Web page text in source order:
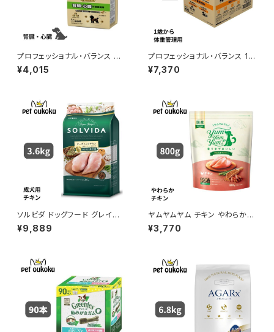
プロフェッショナル・バランス エ
クストラケア 腎臓・心臓の健康
維持 2.4kg 4902418001777
¥4,015
プロフェッショナル・バランス 1歳
から成犬用 体重管理 6kg
¥7,370
ソルビダ ドッグフード グレイン
フリー チキン 室内飼育成犬用
3.6kg 4562312014466
¥9,889
ヤムヤムヤム チキン やわらかド
ライタイプ 800g yum yum yu
m ! 4571245859341
¥3,770